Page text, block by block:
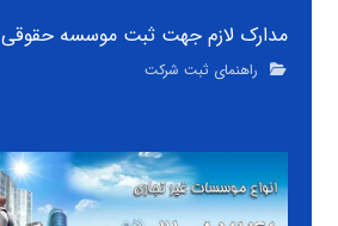
مدارک لازم جهت ثبت موسسه حقوقی
راهنمای ثبت شرکت